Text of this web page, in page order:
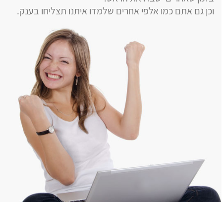
וכן גם אתם כמו אלפי אחרים שלמדו איתנו תצליחו בענק.